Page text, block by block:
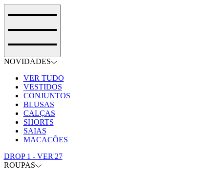
NOVIDADES
VER TUDO
VESTIDOS
CONJUNTOS
BLUSAS
CALÇAS
SHORTS
SAIAS
MACACÕES
DROP 1 - VER'27
ROUPAS